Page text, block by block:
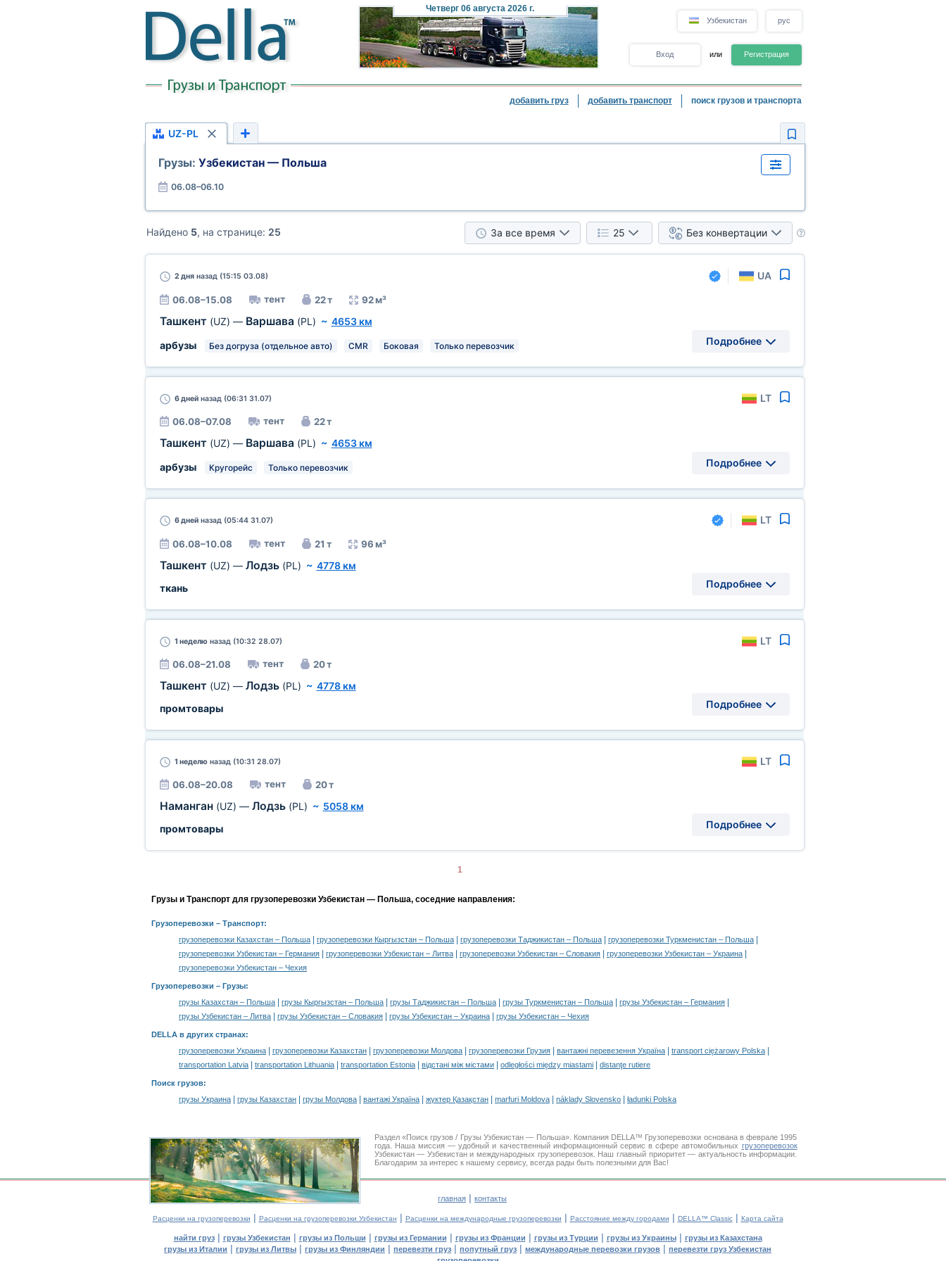
Четверг 06 августа 2026 г.
Узбекистан рус
Вход или Регистрация
добавить груз добавить транспорт поиск грузов и транспорта
UZ-PL
Грузы: Узбекистан — Польша
06.08–06.10
Найдено 5, на странице: 25 За все время 25 Без конвертации
2 дняназад (15:15 03.08) UA
06.08–15.08 тент 22 т 92 м³
Ташкент (UZ) — Варшава (PL) ~ 4653 км
арбузы
Без догруза (отдельное авто) CMR Боковая Только перевозчик Подробнее
6 днейназад (06:31 31.07) LT
06.08–07.08 тент 22 т
Ташкент (UZ) — Варшава (PL) ~ 4653 км
арбузы
Кругорейс Только перевозчик Подробнее
6 днейназад (05:44 31.07) LT
06.08–10.08 тент 21 т 96 м³
Ташкент (UZ) — Лодзь (PL) ~ 4778 км
ткань
Подробнее
1 неделюназад (10:32 28.07) LT
06.08–21.08 тент 20 т
Ташкент (UZ) — Лодзь (PL) ~ 4778 км
промтовары
Подробнее
1 неделюназад (10:31 28.07) LT
06.08–20.08 тент 20 т
Наманган (UZ) — Лодзь (PL) ~ 5058 км
промтовары
Подробнее
1
Грузы и Транспорт для грузоперевозки Узбекистан — Польша, соседние направления:
Грузоперевозки – Транспорт:
грузоперевозки Казахстан – Польша
грузоперевозки Кыргызстан – Польша грузоперевозки Таджикистан – Польша грузоперевозки Туркменистан – Польша
грузоперевозки Узбекистан – Германия грузоперевозки Узбекистан – Литва грузоперевозки Узбекистан – Словакия грузоперевозки Узбекистан – Украина
грузоперевозки Узбекистан – Чехия
Грузоперевозки – Грузы:
грузы Казахстан – Польша
грузы Кыргызстан – Польша грузы Таджикистан – Польша грузы Туркменистан – Польша грузы Узбекистан – Германия
грузы Узбекистан – Литва грузы Узбекистан – Словакия грузы Узбекистан – Украина грузы Узбекистан – Чехия
DELLA в других странах:
грузоперевозки Украина
грузоперевозки Казахстан грузоперевозки Молдова грузоперевозки Грузия вантажні перевезення Україна transport ciężarowy Polska
transportation Latvia transportation Lithuania transportation Estonia відстані між містами odległości między miastami distanţe rutiere
Поиск грузов:
грузы Украина
грузы Казахстан грузы Молдова вантажі Україна жүктер Қазақстан marfuri Moldova náklady Slovensko ładunki Polska
Раздел «Поиск грузов / Грузы Узбекистан — Польша». Компания DELLA™ Грузоперевозки основана в феврале 1995
года. Наша миссия — удобный и качественный информационный сервис в сфере автомобильных грузоперевозок
Узбекистан — Узбекистан и международных грузоперевозок. Наш главный приоритет — актуальность информации.
Благодарим за интерес к нашему сервису, всегда рады быть полезными для Вас!
главная | контакты
Расценки на грузоперевозки | Расценки на грузоперевозки Узбекистан | Расценки на международные грузоперевозки | Расстояние между городами | DELLA™ Classic| Карта сайта
найти груз| грузы Узбекистан | грузы из Польши | грузы из Германии | грузы из Франции | грузы из Турции | грузы из Украины| грузы из Казахстана
грузы из Италии | грузы из Литвы | грузы из Финляндии | перевезти груз | попутный груз | международные перевозки грузов | перевезти груз Узбекистан